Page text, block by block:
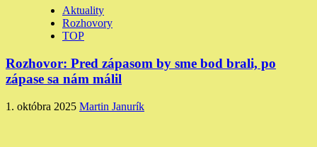
Aktuality
Rozhovory
TOP
Rozhovor: Pred zápasom by sme bod brali, po
zápase sa nám málil
1. októbra 2025 Martin Janurík